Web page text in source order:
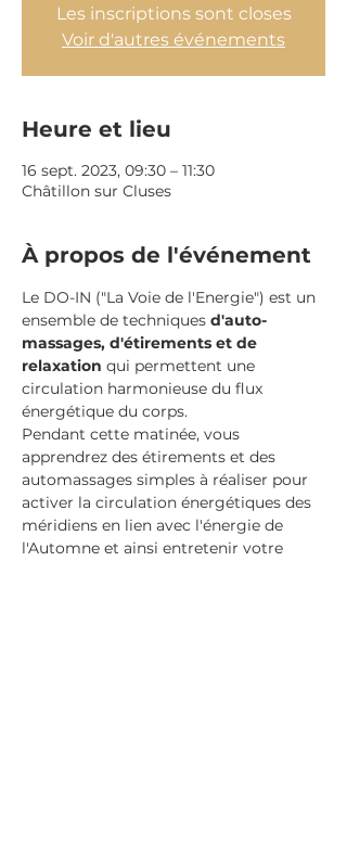
Les inscriptions sont closes
Voir d'autres événements
Heure et lieu
16 sept. 2023, 09:30 – 11:30
Châtillon sur Cluses
À propos de l'événement
Le DO-IN ("La Voie de l'Energie") est un
ensemble de techniques d'auto-
massages, d'étirements et de
relaxation qui permettent une
circulation harmonieuse du flux
énergétique du corps.
Pendant cette matinée, vous
apprendrez des étirements et des
automassages simples à réaliser pour
activer la circulation énergétiques des
méridiens en lien avec l'énergie de
l'Automne et ainsi entretenir votre